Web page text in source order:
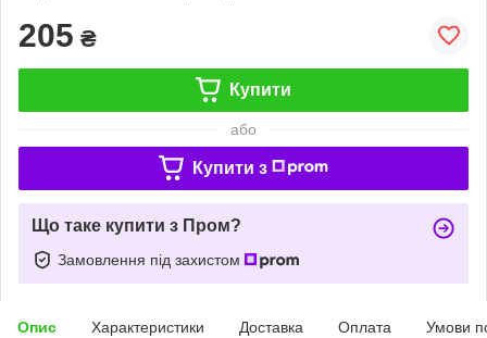
205 ₴
Купити
або
Купити з
Що таке купити з Пром?
Замовлення під захистом
Опис Характеристики Доставка Оплата Умови